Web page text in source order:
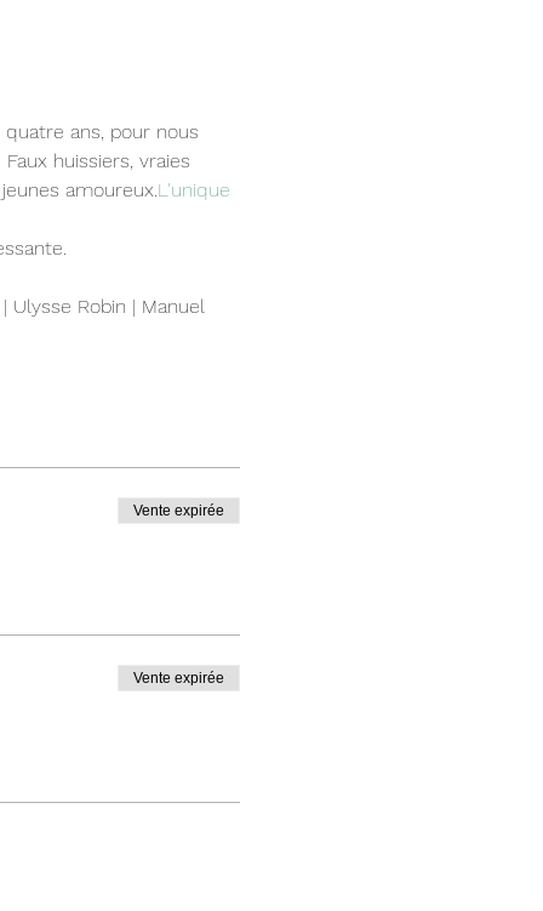
huissiers, vraies
amoureux. L'unique
Ulysse Robin | Manuel
Vente expirée
Vente expirée